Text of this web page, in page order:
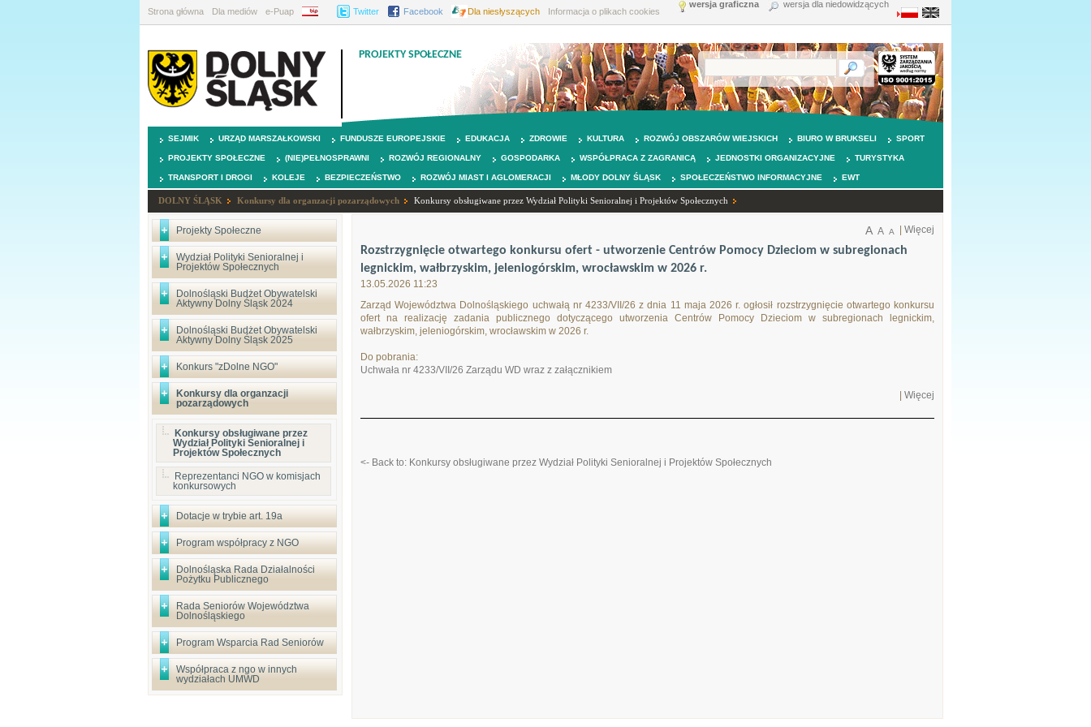
Strona główna Dla mediów e-Puap BIP Twitter Facebook Dla niesłyszących Informacja o plikach cookies
wersja graficzna wersja dla niedowidzących
PROJEKTY SPOŁECZNE
SEJMIK URZĄD MARSZAŁKOWSKI FUNDUSZE EUROPEJSKIE EDUKACJA ZDROWIE KULTURA ROZWÓJ OBSZARÓW WIEJSKICH BIURO W BRUKSELI SPORT
PROJEKTY SPOŁECZNE (NIE)PEŁNOSPRAWNI ROZWÓJ REGIONALNY GOSPODARKA WSPÓŁPRACA Z ZAGRANICĄ JEDNOSTKI ORGANIZACYJNE TURYSTYKA
TRANSPORT I DROGI KOLEJE BEZPIECZEŃSTWO ROZWÓJ MIAST I AGLOMERACJI MŁODY DOLNY ŚLĄSK SPOŁECZEŃSTWO INFORMACYJNE EWT
DOLNY ŚLĄSK Konkursy dla organzacji pozarządowych Konkursy obsługiwane przez Wydział Polityki Senioralnej i Projektów Społecznych
Projekty Społeczne
Wydział Polityki Senioralnej i
Projektów Społecznych
Dolnośląski Budżet Obywatelski
Aktywny Dolny Śląsk 2024
Dolnośląski Budżet Obywatelski
Aktywny Dolny Śląsk 2025
Konkurs "zDolne NGO"
Konkursy dla organzacji
pozarządowych
Konkursy obsługiwane przez
Wydział Polityki Senioralnej i
Projektów Społecznych
Reprezentanci NGO w komisjach
konkursowych
Dotacje w trybie art. 19a
Program współpracy z NGO
Dolnośląska Rada Działalności
Pożytku Publicznego
Rada Seniorów Województwa
Dolnośląskiego
Program Wsparcia Rad Seniorów
Współpraca z ngo w innych
wydziałach UMWD
Więcej
A A A
Rozstrzygnięcie otwartego konkursu ofert - utworzenie Centrów Pomocy Dzieciom w subregionach
legnickim, wałbrzyskim, jeleniogórskim, wrocławskim w 2026 r.
13.05.2026 11:23
Zarząd Województwa Dolnośląskiego uchwałą nr 4233/VII/26 z dnia 11 maja 2026 r. ogłosił rozstrzygnięcie otwartego konkursu
ofert na realizację zadania publicznego dotyczącego utworzenia Centrów Pomocy Dzieciom w subregionach legnickim,
wałbrzyskim, jeleniogórskim, wrocławskim w 2026 r.
Do pobrania:
Uchwała nr 4233/VII/26 Zarządu WD wraz z załącznikiem
Więcej
<- Back to: Konkursy obsługiwane przez Wydział Polityki Senioralnej i Projektów Społecznych